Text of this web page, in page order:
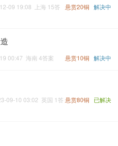
悬赏20铜 解决中
09 19:08 上海 15答
悬赏10铜 解决中
00:47 海南 4答案
悬赏80铜 已解决
09-10 03:02 英国 1答